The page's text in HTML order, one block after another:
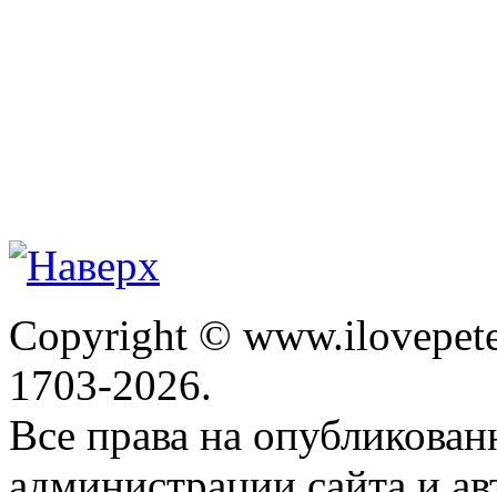
Copyright ©
1703-2026.
Все права на